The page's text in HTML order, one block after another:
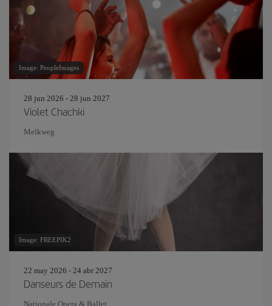
Image: PeopleImages
28 jun 2026 - 28 jun 2027
Violet Chachki
Melkweg
Image: FREEPIK2
22 may 2026 - 24 abr 2027
Danseurs de Demain
Nationale Opera & Ballet